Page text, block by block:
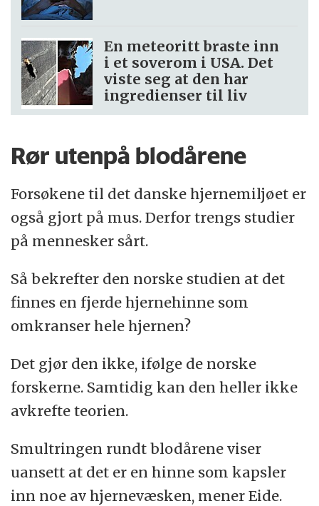
En meteoritt braste inn
i et soverom i USA. Det
viste seg at den har
ingredienser til liv
Rør utenpå blodårene
Forsøkene til det danske hjernemiljøet er
også gjort på mus. Derfor trengs studier
på mennesker sårt.
Så bekrefter den norske studien at det
finnes en fjerde hjernehinne som
omkranser hele hjernen?
Det gjør den ikke, ifølge de norske
forskerne. Samtidig kan den heller ikke
avkrefte teorien.
Smultringen rundt blodårene viser
uansett at det er en hinne som kapsler
inn noe av hjernevæsken, mener Eide.